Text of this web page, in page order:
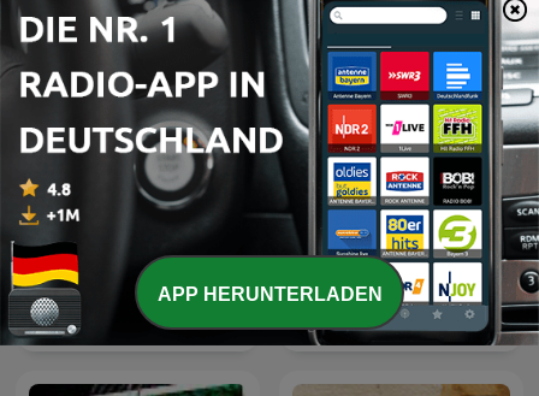
La brújula Julia en la onda
APP HERUNTERLADEN